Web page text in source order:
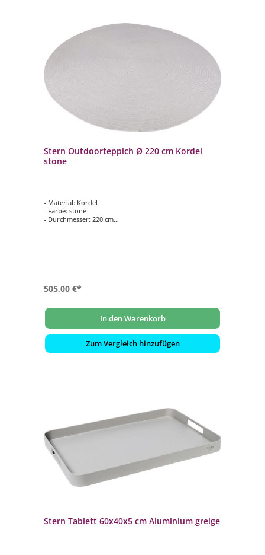
Stern Outdoorteppich Ø 220 cm Kordel
stone
- Material: Kordel
- Farbe: stone
- Durchmesser: 220 cm
505,00 €*
In den Warenkorb
Zum Vergleich hinzufügen
Stern Tablett 60x40x5 cm Aluminium greige